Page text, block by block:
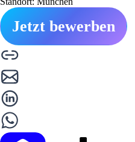
Jetzt bewerben